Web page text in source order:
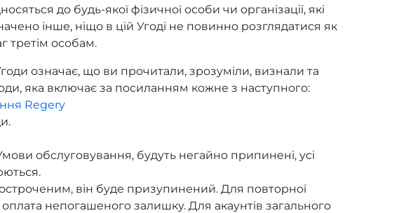
до будь-якої фізичної особи чи організації, які
інше, ніщо в цій Угоді не повинно розглядатися як
третім особам.
означає, що ви прочитали, зрозуміли, визнали та
яка включає за посиланням кожне з наступного:
Regery
обслуговування, будуть негайно припинені, усі
він буде призупинений. Для повторної
оплата непогашеного залишку. Для акаунтів загального